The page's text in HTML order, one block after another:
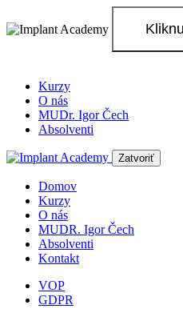
obsah
Kurzy
O nás
MUDr. Igor Čech
Absolventi
Zatvoriť
Domov
Kurzy
O nás
MUDR. Igor Čech
Absolventi
Kontakt
VOP
GDPR